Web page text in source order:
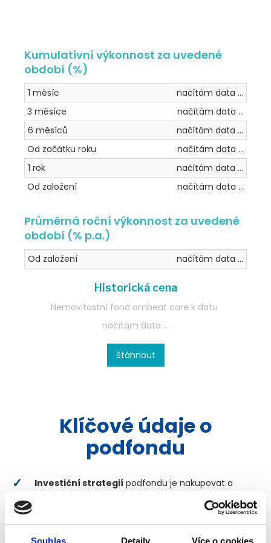
Souhlas Detaily Více o cookies
Kumulativní výkonnost za uvedené
období (%)
1 měsíc
načítám data ...
3 měsíce
načítám data ...
6 měsíců
načítám data ...
Od začátku roku
načítám data ...
1 rok
načítám data ...
Od založení
načítám data ...
Průměrná roční výkonnost za uvedené
období (% p.a.)
Od založení načítám data ...
Historická cena
Nemovitostní fond ambeat care k datu
načítám data ...
Stáhnout
Klíčové údaje o
podfondu
Investiční strategií podfondu je nakupovat a
Investiční horizont: 5 let a více